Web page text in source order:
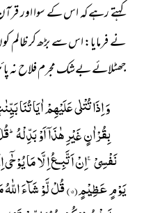
کہتے رہے کہ اس کے سوا اور
نے فرمایا: اس سے بڑھ کر ظالم
جھٹلائے بےشک مجرم فلاح نہ
وَ اِذَا تُتْلٰى عَلَیْهِمْ اٰیَاتُنَا
بِقُرْاٰنٍ غَیْرِ هٰذَاۤ اَوْ بَدِّلْهُؕ-
نَفْسِیْۚ-اِنْ اَتَّبِـعُ اِلَّا مَا
یَوْمٍ عَظِیْمٍ(۱۵) قُلْ لَّوْ شَآءَ